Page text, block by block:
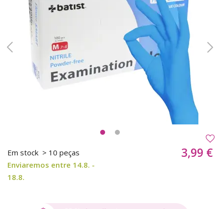
Em stock > 10 peças
Enviaremos entre 14.8. -
18.8.
3,99 €